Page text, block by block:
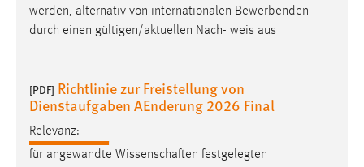
werden, alternativ von internationalen Bewerbenden
durch einen gültigen/aktuellen Nach- weis aus
[PDF] Richtlinie zur Freistellung von
Dienstaufgaben AEnderung 2026 Final
Relevanz:
für angewandte Wissenschaften festgelegten
gespeichert, ob man eingeloggt ist.
Name:
site-language-preference
Zweck:
Das Cookie speichert die gewählte Sprache der Website.